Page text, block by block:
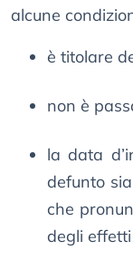
alcune
è titolare
non è
la data
defunto
che
degli